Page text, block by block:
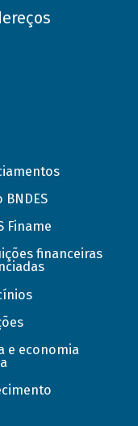
BNDES
Finame
financeiras
e economia